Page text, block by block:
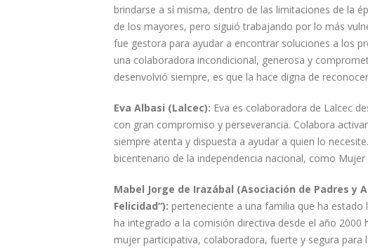
brindarse a sí misma, dentro de las limitaciones de la
de los mayores, pero siguió trabajando por lo más
fue gestora para ayudar a encontrar soluciones a los
una colaboradora incondicional, generosa y
desenvolvió siempre, es que la hace digna de
Eva Albasi (Lalcec): Eva es colaboradora de Lalcec
con gran compromiso y perseverancia. Colabora
siempre atenta y dispuesta a ayudar a quien lo
bicentenario de la independencia nacional, como
Mabel Jorge de Irazábal (Asociación de Padres
Felicidad”): perteneciente a una familia que ha
ha integrado a la comisión directiva desde el año
mujer participativa, colaboradora, fuerte y segura